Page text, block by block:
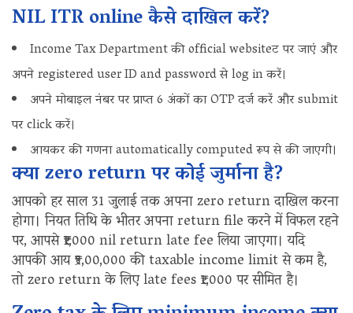
NIL ITR online कैसे दाखिल करें?
Income Tax Department की official websiteट पर जाएं और
अपने registered user ID and password से log in करें।
अपने मोबाइल नंबर पर प्राप्त 6 अंकों का OTP दर्ज करें और submit
पर click करें।
आयकर की गणना automatically computed रूप से की जाएगी।
क्या zero return पर कोई जुर्माना है?
आपको हर साल 31 जुलाई तक अपना zero return दाखिल करना
होगा। नियत तिथि के भीतर अपना return file करने में विफल रहने
पर, आपसे ₹₹1,000 nil return late fee लिया जाएगा। यदि
आपकी आय ₹5,00,000 की taxable income limit से कम है,
तो zero return के लिए late fees ₹1,000 पर सीमित है।